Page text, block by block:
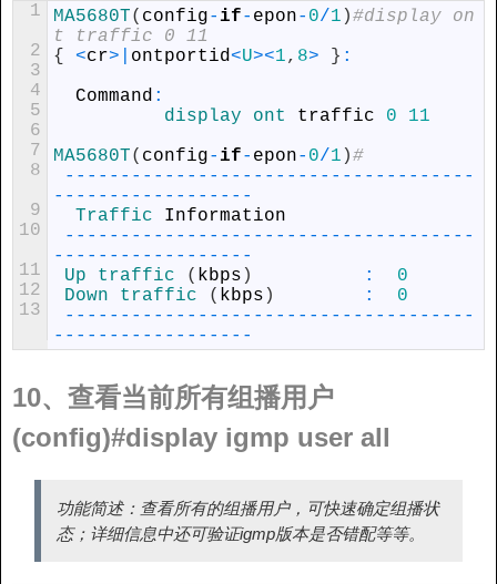
1
2
3
4
5
6
7
8
9
10
11
12
13
MA5680T( config- if- epon- 0/1 )#display on
t traffic 0 11
{
<cr> ontportid<U><1, 8> } :
Command :
display ont traffic 0
11
MA5680T( config- if- epon- 0/1 )#
-- -- -- -- -- -- -- -- -- -- -- -- -- -- -- -- -- -- -
- -- -- -- -- -- -- -- -- -
Traffic Information
-- -- -- -- -- -- -- -- -- -- -- -- -- -- -- -- -- -- -
- -- -- -- -- -- -- -- -- -
Up traffic ( kbps ) :
0
Down traffic ( kbps ) :
0
-- -- -- -- -- -- -- -- -- -- -- -- -- -- -- -- -- -- -
- -- -- -- -- -- -- -- -- -
10、查看当前所有组播用户
(config)#display igmp user all
功能简述：查看所有的组播用户，可快速确定组播状
态；详细信息中还可验证igmp版本是否错配等等。